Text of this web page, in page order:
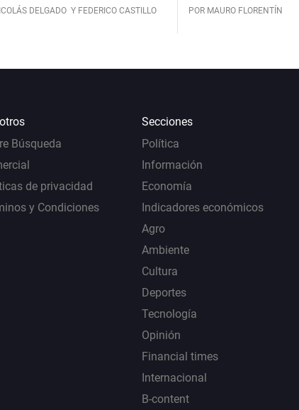
DELGADO Y FEDERICO CASTILLO POR MAURO FLORENTÍN
Búsqueda
de privacidad
y Condiciones
Secciones
Política
Información
Economía
Indicadores económicos
Agro
Ambiente
Cultura
Deportes
Tecnología
Opinión
Financial times
Internacional
B-content